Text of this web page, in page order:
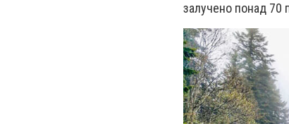
залучено понад 70